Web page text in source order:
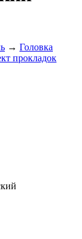
→ Головка
прокладок